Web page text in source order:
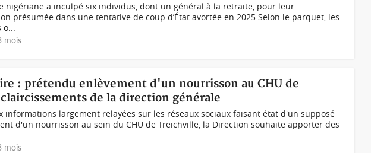
nigériane a inculpé six individus, dont un général à la retraite, pour leur
présumée dans une tentative de coup d’État avortée en 2025.Selon le parquet, les
o...
mois
: prétendu enlèvement d'un nourrisson au CHU de
de la direction générale
informations largement relayées sur les réseaux sociaux faisant état d'un supposé
d'un nourrisson au sein du CHU de Treichville, la Direction souhaite apporter des
mois